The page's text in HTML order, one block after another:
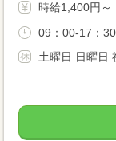
時給1,400円～
09：00-17：
土曜日 日曜日